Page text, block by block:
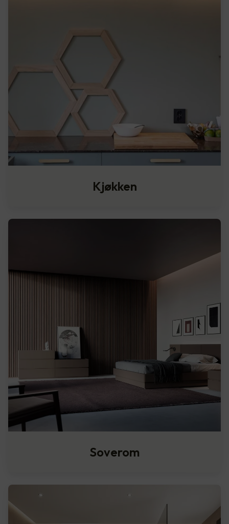
Kjøkken
Soverom